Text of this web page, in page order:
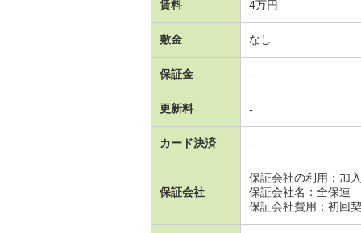
賃料 4万円
敷金 なし
保証金 -
更新料 -
カード決済 -
保証会社
保証会社の利用：加
保証会社名：全保連
保証会社費用：初回